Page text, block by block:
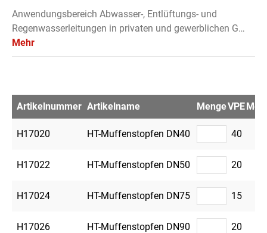
Anwendungsbereich Abwasser-, Entlüftungs- und
Regenwasserleitungen in privaten und gewerblichen G…
Mehr
Artikelnummer Artikelname MengeVPE
H17020 HT-Muffenstopfen DN40 40
H17022 HT-Muffenstopfen DN50 20
H17024 HT-Muffenstopfen DN75 15
H17026 HT-Muffenstopfen DN90 20